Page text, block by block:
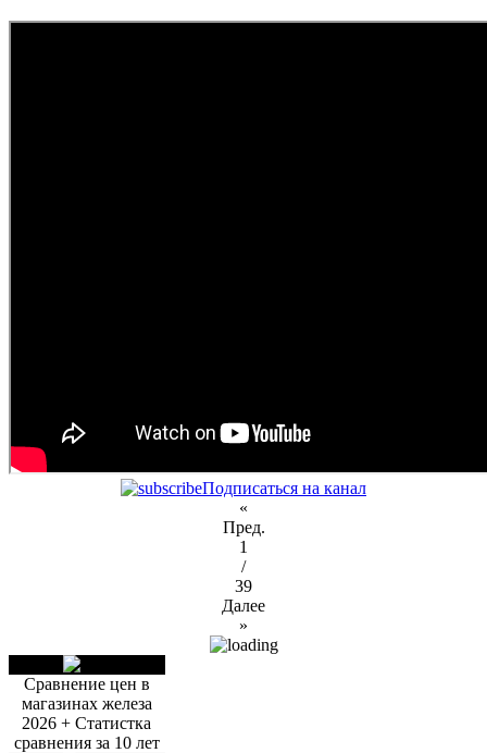
Подписаться на канал
«
Пред.
1
/
39
Далее
»
Сравнение цен в
магазинах железа
2026 + Статистка
сравнения за 10 лет